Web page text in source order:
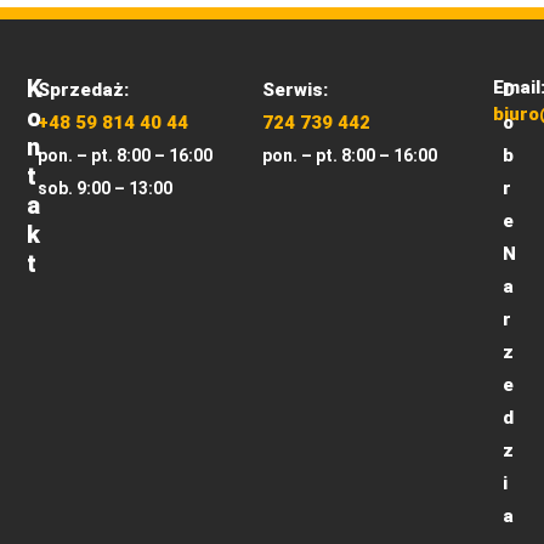
K
O
N
T
A
K
T
Sprzedaż:
+48 59 814 40 44
pon. – pt. 8:00 – 16:00
sob. 9:00 – 13:00
Serwis:
724 739 442
pon. – pt. 8:00 – 16:00
Email:
D
o
b
r
e
N
a
r
z
e
d
z
i
a